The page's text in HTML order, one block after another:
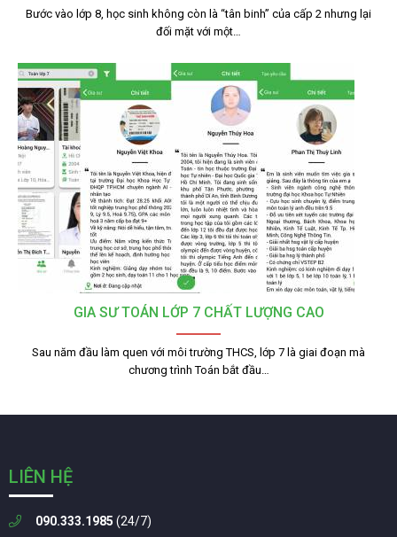
Bước vào lớp 8, học sinh không còn là “tân binh” của cấp 2 nhưng lại
đối mặt với một…
GIA SƯ TOÁN LỚP 7 CHẤT LƯỢNG CAO
Sau năm đầu làm quen với môi trường THCS, lớp 7 là giai đoạn mà
chương trình Toán bắt đầu…
LIÊN HỆ
090.333.1985 (24/7)